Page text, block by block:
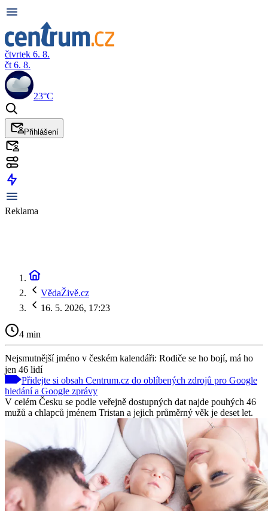
čtvrtek 6. 8.
čt 6. 8.
23°C
Přihlášení
Reklama
VědaŽivě.cz
16. 5. 2026, 17:23
4 min
Nejsmutnější jméno v českém kalendáři: Rodiče se ho bojí, má ho
jen 46 lidí
Přidejte si obsah Centrum.cz do oblíbených zdrojů pro Google
hledání a Google zprávy
V celém Česku se podle veřejně dostupných dat najde pouhých 46
mužů a chlapců jménem Tristan a jejich průměrný věk je deset let.